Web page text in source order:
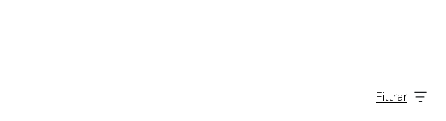
Filtrar